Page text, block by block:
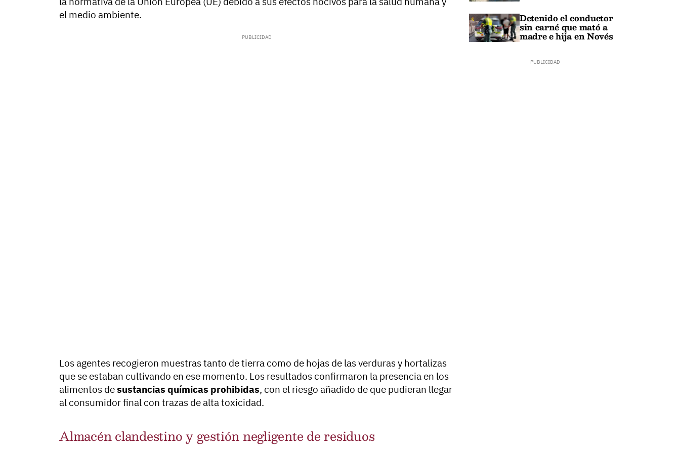
el medio ambiente.
Los agentes recogieron muestras tanto de tierra como de hojas de las verduras y hortalizas
que se estaban cultivando en ese momento. Los resultados confirmaron la presencia en los
alimentos desustancias químicas prohibidas, con el riesgo añadido de que pudieran llegar
al consumidor final con trazas de alta toxicidad.
Almacén clandestino y gestión negligente de residuos
Detenido el conductor
sin carné que mató a
madre e hija en Novés